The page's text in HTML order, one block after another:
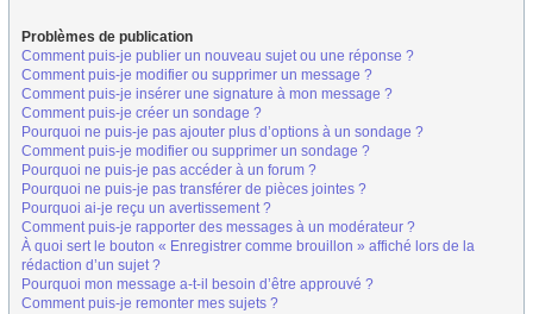
Problèmes de publication
Comment puis-je publier un nouveau sujet ou une réponse ?
Comment puis-je modifier ou supprimer un message ?
Comment puis-je insérer une signature à mon message ?
Comment puis-je créer un sondage ?
Pourquoi ne puis-je pas ajouter plus d’options à un sondage ?
Comment puis-je modifier ou supprimer un sondage ?
Pourquoi ne puis-je pas accéder à un forum ?
Pourquoi ne puis-je pas transférer de pièces jointes ?
Pourquoi ai-je reçu un avertissement ?
Comment puis-je rapporter des messages à un modérateur ?
À quoi sert le bouton « Enregistrer comme brouillon » affiché lors de la
rédaction d’un sujet ?
Pourquoi mon message a-t-il besoin d’être approuvé ?
Comment puis-je remonter mes sujets ?